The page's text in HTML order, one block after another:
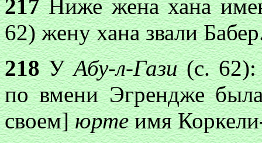
217Ниже жена хана
62) жену хана звали
218УАбу-л-Гази(с. 62):
по вмени Эгрендже
своем]юртеимя